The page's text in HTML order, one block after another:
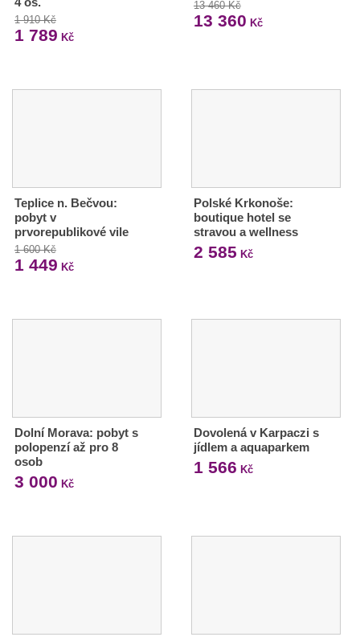
1 910 Kč
1 789 Kč
13 460 Kč
13 360 Kč
Teplice n. Bečvou:
pobyt v
prvorepublikové vile
1 600 Kč
1 449 Kč
Polské Krkonoše:
boutique hotel se
stravou a wellness
2 585 Kč
Dolní Morava: pobyt s
polopenzí až pro 8
osob
3 000 Kč
Dovolená v Karpaczi s
jídlem a aquaparkem
1 566 Kč